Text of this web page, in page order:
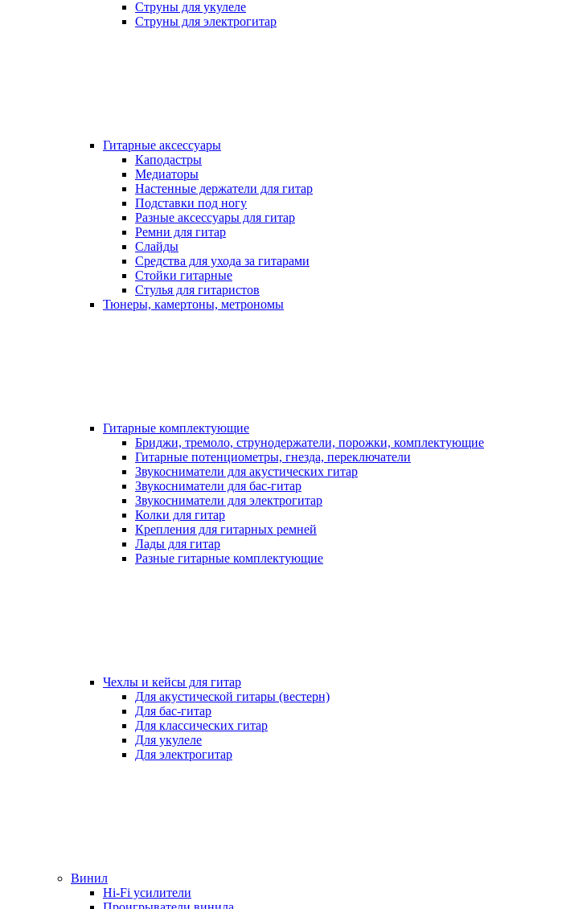
Струны для укулеле
Струны для электрогитар
Гитарные аксессуары
Каподастры
Медиаторы
Настенные держатели для гитар
Подставки под ногу
Разные аксессуары для гитар
Ремни для гитар
Слайды
Средства для ухода за гитарами
Стойки гитарные
Стулья для гитаристов
Тюнеры, камертоны, метрономы
Гитарные комплектующие
Бриджи, тремоло, струнодержатели, порожки, комплектующие
Гитарные потенциометры, гнезда, переключатели
Звукосниматели для акустических гитар
Звукосниматели для бас-гитар
Звукосниматели для электрогитар
Колки для гитар
Крепления для гитарных ремней
Лады для гитар
Разные гитарные комплектующие
Чехлы и кейсы для гитар
Для акустической гитары (вестерн)
Для бас-гитар
Для классических гитар
Для укулеле
Для электрогитар
Винил
Hi-Fi усилители